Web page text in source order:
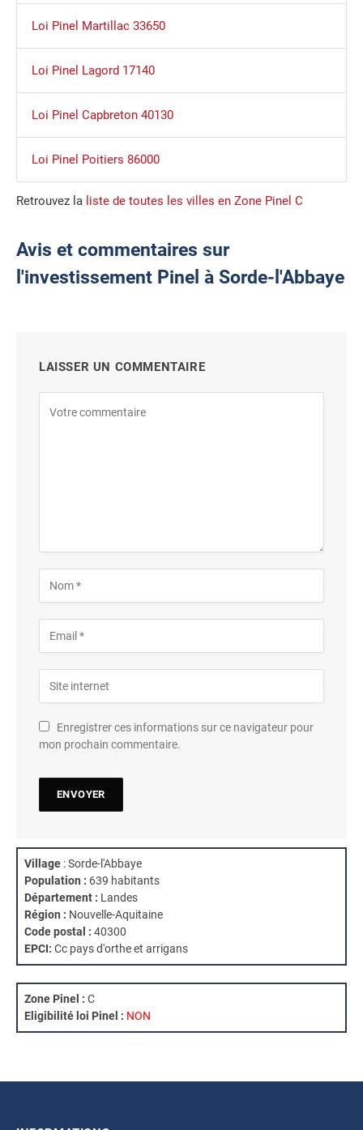
Loi Pinel Martillac 33650
Loi Pinel Lagord 17140
Loi Pinel Capbreton 40130
Loi Pinel Poitiers 86000
Retrouvez la liste de toutes les villes en Zone Pinel C
Avis et commentaires sur
l'investissement Pinel à Sorde-l'Abbaye
LAISSER UN COMMENTAIRE
Enregistrer ces informations sur ce navigateur pour
mon prochain commentaire.
Village : Sorde-l'Abbaye
Population : 639 habitants
Département : Landes
Région : Nouvelle-Aquitaine
Code postal : 40300
EPCI: Cc pays d'orthe et arrigans
Zone Pinel : C
Eligibilité loi Pinel : NON